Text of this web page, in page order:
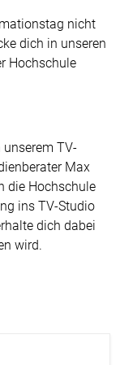
nicht
dich in unseren
Hochschule
unserem TV-
Max
die Hochschule
ins TV-Studio
dich dabei
wird.